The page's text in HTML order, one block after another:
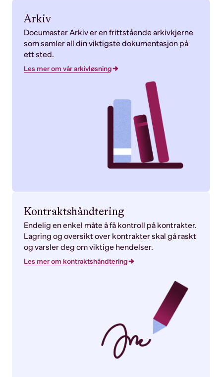
Arkiv
Documaster Arkiv er en frittstående arkivkjerne
som samler all din viktigste dokumentasjon på
ett sted.
Les mer om vår arkivløsning
Kontraktshåndtering
Endelig en enkel måte å få kontroll på kontrakter.
Lagring og oversikt over kontrakter skal gå raskt
og varsler deg om viktige hendelser.
Les mer om kontraktshåndtering